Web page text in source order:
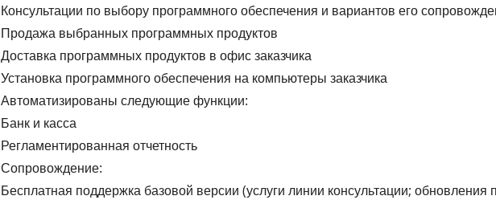
Консультации по выбору программного обеспечения и вариантов его
Продажа выбранных программных продуктов
Доставка программных продуктов в офис заказчика
Установка программного обеспечения на компьютеры заказчика
Автоматизированы следующие функции:
Банк и касса
Регламентированная отчетность
Сопровождение:
Бесплатная поддержка базовой версии (услуги линии консультации; обновления